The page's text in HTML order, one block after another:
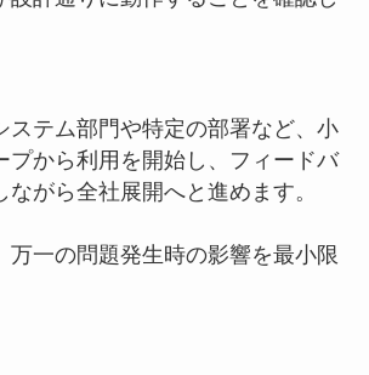
ステム部門や特定の部署など、小
プから利用を開始し、フィードバ
ながら全社展開へと進めます。
万一の問題発生時の影響を最小限